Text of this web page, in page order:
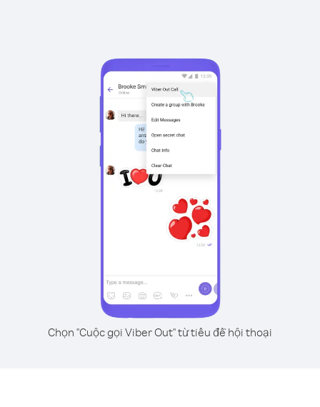
Chọn "Cuộc gọi Viber Out" từ tiêu đề hội thoại